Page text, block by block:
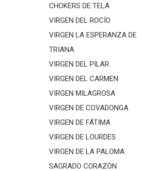
CHOKERS DE TELA
VIRGEN DEL ROCÍO
VIRGEN LA ESPERANZA DE
TRIANA
VIRGEN DEL PILAR
VIRGEN DEL CARMEN
VIRGEN MILAGROSA
VIRGEN DE COVADONGA
VIRGEN DE FÁTIMA
VIRGEN DE LOURDES
VIRGEN DE LA PALOMA
SAGRADO CORAZÓN